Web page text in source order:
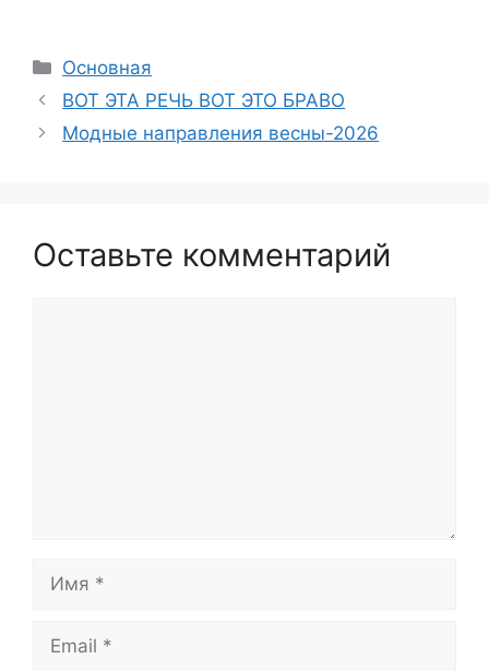
Рубрики
Основная
ВОТ ЭТА РЕЧЬ ВОТ ЭТО БРАВО
Модные направления весны-2026
Оставьте комментарий